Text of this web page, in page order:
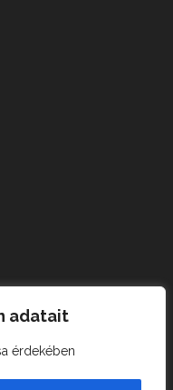
adatait
érdekében
English
German
Czech